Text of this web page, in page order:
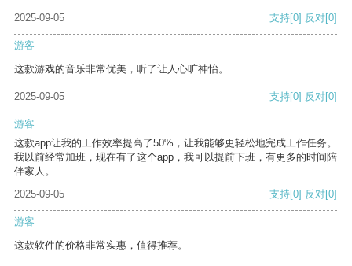
2025-09-05
支持[0] 反对[0]
游客
这款游戏的音乐非常优美，听了让人心旷神怡。
2025-09-05 支持[0] 反对[0]
游客
这款app让我的工作效率提高了50%，让我能够更轻松地完成工作任务。
我以前经常加班，现在有了这个app，我可以提前下班，有更多的时间陪
伴家人。
2025-09-05
支持[0] 反对[0]
游客
这款软件的价格非常实惠，值得推荐。